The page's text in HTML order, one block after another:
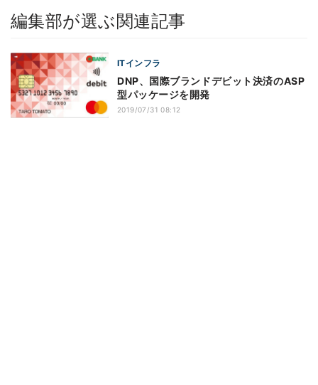
編集部が選ぶ関連記事
ITインフラ
DNP、国際ブランドデビット決済のASP
型パッケージを開発
2019/07/31 08:12